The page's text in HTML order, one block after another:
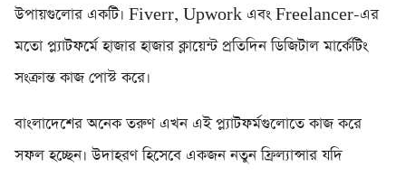
উপায়গুলোর একটি। Fiverr, Upwork এবং Freelancer-এর
মতো প্ল্যাটফর্মে হাজার হাজার ক্লায়েন্ট প্রতিদিন ডিজিটাল মার্কেটিং
সংক্রান্ত কাজ পোস্ট করে।
বাংলাদেশের অনেক তরুণ এখন এই প্ল্যাটফর্মগুলোতে কাজ করে
সফল হচ্ছেন। উদাহরণ হিসেবে একজন নতুন ফ্রিল্যান্সার যদি